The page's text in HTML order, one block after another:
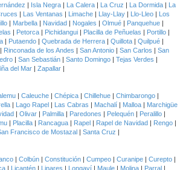
| Isla Negra | La Calera | La Cruz | La Dormida | La
| Las Ventanas | Limache | Llay-Llay | Llo-Lleo | Los
| Marbella | Navidad | Nogales | Olmué | Panquehue |
| Petorca | Pichidangui | Placilla de Peñuelas | Portillo |
| Putaendo | Quebrada de Herrera | Quillota | Quilpué |
| Rinconada de los Andes | San Antonio | San Carlos | San
| San Sebastián | Santo Domingo | Tejas Verdes |
del Mar | Zapallar |
| Caleuche | Chépica | Chillehue | Chimbarongo |
| Lago Rapel | Las Cabras | Machalí | Malloa | Marchigüe
| Olivar | Palmilla | Paredones | Pelequén | Peralillo |
| Placilla | Rancagua | Rapel | Rapel de Navidad | Rengo |
Francisco de Mostazal | Santa Cruz |
| Colbún | Constitución | Cumpeo | Curanipe | Curepto |
| Licantén | Linares | Longaví | Maule | Molina | Parral |